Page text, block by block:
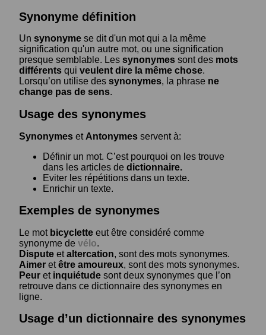
Synonyme définition
Un synonyme se dit d'un mot qui a la même
signification qu'un autre mot, ou une signification
presque semblable. Les synonymes sont des mots
différents qui veulent dire la même chose.
Lorsqu’on utilise des synonymes, la phrase ne
change pas de sens.
Usage des synonymes
Synonymes et Antonymes servent à:
Définir un mot. C’est pourquoi on les trouve
dans les articles de dictionnaire.
Eviter les répétitions dans un texte.
Enrichir un texte.
Exemples de synonymes
Le mot bicyclette eut être considéré comme
synonyme de vélo.
Dispute etaltercation, sont des mots synonymes.
Aimer etêtre amoureux, sont des mots synonymes.
Peur et inquiétude sont deux synonymes que l’on
retrouve dans ce dictionnaire des synonymes en
ligne.
Usage d’un dictionnaire des synonymes